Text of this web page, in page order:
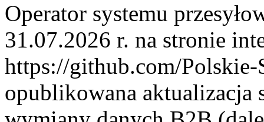
Operator systemu
31.07.2026 r. na stronie
https://github.com/Polskie-
opublikowana aktualizacja